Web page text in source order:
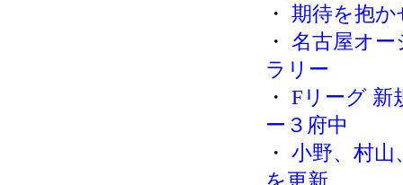
・ 期待を抱
・ 名古屋オ
ラリー
・ Fリーグ 新
ー３府中
・ 小野、村山